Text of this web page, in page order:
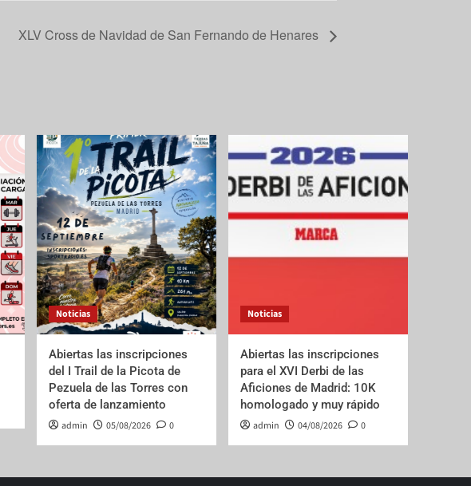
XLV Cross de Navidad de San Fernando de Henares
Noticias
Abiertas las inscripciones
del I Trail de la Picota de
Pezuela de las Torres con
oferta de lanzamiento
admin 05/08/2026 0
Noticias
Abiertas las inscripciones
para el XVI Derbi de las
Aficiones de Madrid: 10K
homologado y muy rápido
admin 04/08/2026 0